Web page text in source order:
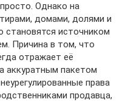
Однако на
домами, долями и
становятся источником
Причина в том, что
отражает её
аккуратным пакетом
права
продавца,